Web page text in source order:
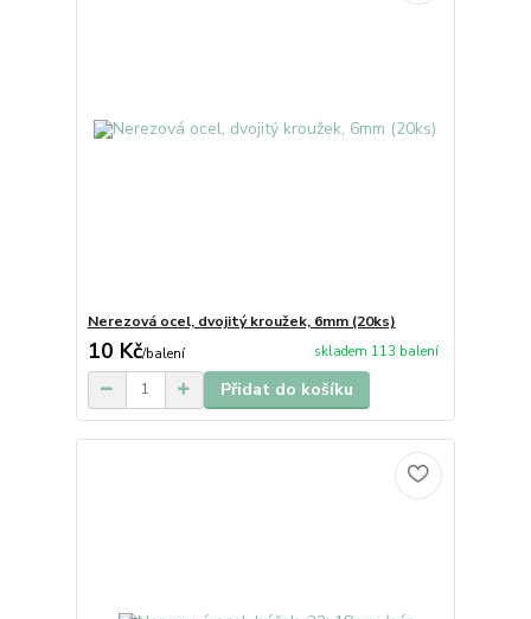
Nerezová ocel, dvojitý kroužek, 6mm (20ks)
10 Kč/balení skladem 113 balení
Přidat do košíku